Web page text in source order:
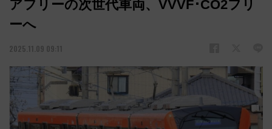
アフリーの次世代車両、VVVF･CO2フリ
ーへ
2025.11.09 09:11